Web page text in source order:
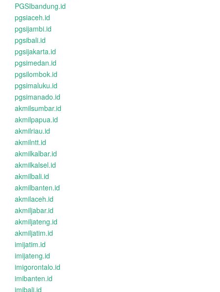
PGSIbandung.id
pgsiaceh.id
pgsijambi.id
pgsibali.id
pgsijakarta.id
pgsimedan.id
pgsilombok.id
pgsimaluku.id
pgsimanado.id
akmilsumbar.id
akmilpapua.id
akmilriau.id
akmilntt.id
akmilkalbar.id
akmilkalsel.id
akmilbali.id
akmilbanten.id
akmilaceh.id
akmiljabar.id
akmiljateng.id
akmiljatim.id
imijatim.id
imijateng.id
imigorontalo.id
imibanten.id
imibali.id